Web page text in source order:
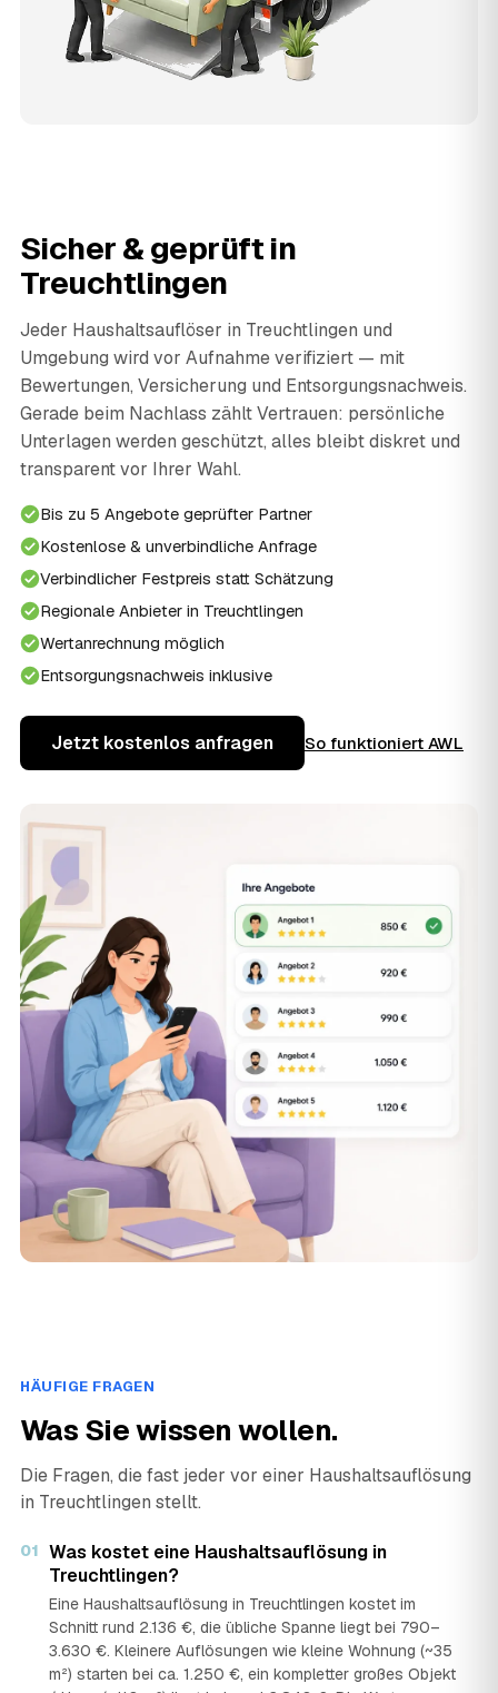
Sicher & geprüft in
Treuchtlingen
Jeder Haushaltsauflöser in Treuchtlingen und
Umgebung wird vor Aufnahme verifiziert — mit
Bewertungen, Versicherung und Entsorgungsnachweis.
Gerade beim Nachlass zählt Vertrauen: persönliche
Unterlagen werden geschützt, alles bleibt diskret und
transparent vor Ihrer Wahl.
Bis zu 5 Angebote geprüfter Partner
Kostenlose & unverbindliche Anfrage
Verbindlicher Festpreis statt Schätzung
Regionale Anbieter in Treuchtlingen
Wertanrechnung möglich
Entsorgungsnachweis inklusive
Jetzt kostenlos anfragen So funktioniert AWL
HÄUFIGE FRAGEN
Was Sie wissen wollen.
Die Fragen, die fast jeder vor einer Haushaltsauflösung
in Treuchtlingen stellt.
01 Was kostet eine Haushaltsauflösung in
Treuchtlingen?
Eine Haushaltsauflösung in Treuchtlingen kostet im
Schnitt rund 2.136 €, die übliche Spanne liegt bei 790–
3.630 €. Kleinere Auflösungen wie kleine Wohnung (~35
m²) starten bei ca. 1.250 €, ein kompletter großes Objekt